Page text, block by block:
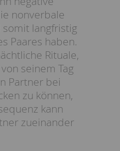
nonverbale
langfristig
Paares haben.
Rituale,
seinem Tag
Partner bei
zu können,
kann
zueinander